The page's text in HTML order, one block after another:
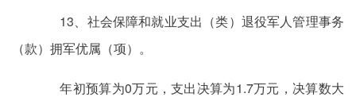
13、社会保障和就业支出（类）退役军人管理事务
（款）拥军优属（项）。
年初预算为0万元，支出决算为1.7万元，决算数大